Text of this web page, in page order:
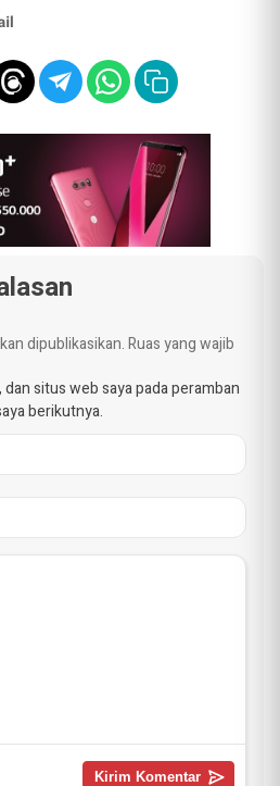
dipublikasikan.Ruas yang wajib
dan situs web saya pada peramban
berikutnya.